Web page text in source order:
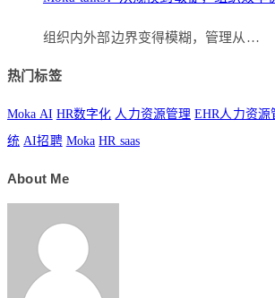
组织内外部边界变得模糊，管理从…
热门标签
Moka AI HR数字化 人力资源管理 EHR人力资源
统 AI招聘 Moka HR saas
About Me